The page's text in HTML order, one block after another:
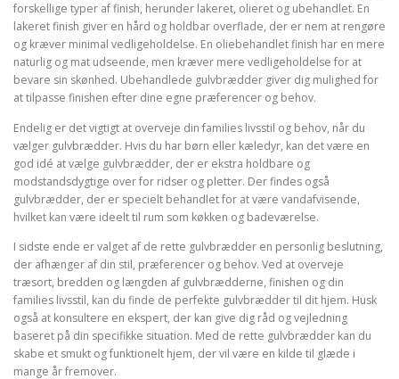
forskellige typer af finish, herunder lakeret, olieret og ubehandlet. En
lakeret finish giver en hård og holdbar overflade, der er nem at rengøre
og kræver minimal vedligeholdelse. En oliebehandlet finish har en mere
naturlig og mat udseende, men kræver mere vedligeholdelse for at
bevare sin skønhed. Ubehandlede gulvbrædder giver dig mulighed for
at tilpasse finishen efter dine egne præferencer og behov.
Endelig er det vigtigt at overveje din families livsstil og behov, når du
vælger gulvbrædder. Hvis du har børn eller kæledyr, kan det være en
god idé at vælge gulvbrædder, der er ekstra holdbare og
modstandsdygtige over for ridser og pletter. Der findes også
gulvbrædder, der er specielt behandlet for at være vandafvisende,
hvilket kan være ideelt til rum som køkken og badeværelse.
I sidste ende er valget af de rette gulvbrædder en personlig beslutning,
der afhænger af din stil, præferencer og behov. Ved at overveje
træsort, bredden og længden af gulvbrædderne, finishen og din
families livsstil, kan du finde de perfekte gulvbrædder til dit hjem. Husk
også at konsultere en ekspert, der kan give dig råd og vejledning
baseret på din specifikke situation. Med de rette gulvbrædder kan du
skabe et smukt og funktionelt hjem, der vil være en kilde til glæde i
mange år fremover.